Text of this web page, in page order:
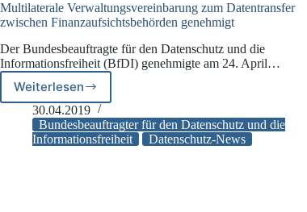
Multilaterale Verwaltungsvereinbarung zum Datentransfer
zwischen Finanzaufsichtsbehörden genehmigt
Der Bundesbeauftragte für den Datenschutz und die
Informationsfreiheit (BfDI) genehmigte am 24. April…
WeiterlesenMultilaterale
Verwaltungsvereinbarung
zum
Datentransfer
30.04.2019
Bundesbeauftragter für den Datenschutz und die
Informationsfreiheit
Datenschutz-News